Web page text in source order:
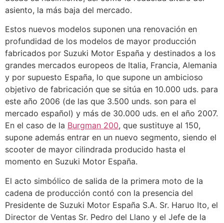
asiento, la más baja del mercado.
Estos nuevos modelos suponen una renovación en
profundidad de los modelos de mayor producción
fabricados por Suzuki Motor España y destinados a los
grandes mercados europeos de Italia, Francia, Alemania
y por supuesto España, lo que supone un ambicioso
objetivo de fabricación que se sitúa en 10.000 uds. para
este año 2006 (de las que 3.500 unds. son para el
mercado español) y más de 30.000 uds. en el año 2007.
En el caso de la Burgman 200, que sustituye al 150,
supone además entrar en un nuevo segmento, siendo el
scooter de mayor cilindrada producido hasta el
momento en Suzuki Motor España.
El acto simbólico de salida de la primera moto de la
cadena de producción contó con la presencia del
Presidente de Suzuki Motor España S.A. Sr. Haruo Ito, el
Director de Ventas Sr. Pedro del Llano y el Jefe de la